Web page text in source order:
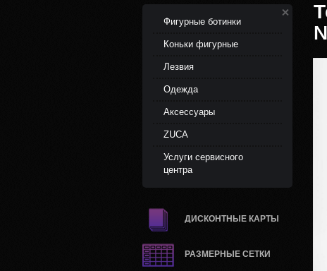
Фигурные ботинки
Коньки фигурные
Лезвия
Одежда
Аксессуары
ZUCA
Услуги сервисного
центра
ДИСКОНТНЫЕ КАРТЫ
РАЗМЕРНЫЕ СЕТКИ